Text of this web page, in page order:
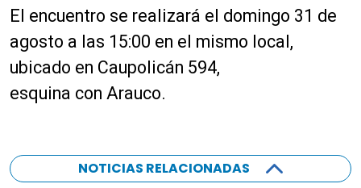
El encuentro se realizará el domingo 31 de
agosto a las 15:00 en el mismo local,
ubicado en Caupolicán 594,
esquina con Arauco.
NOTICIAS RELACIONADAS